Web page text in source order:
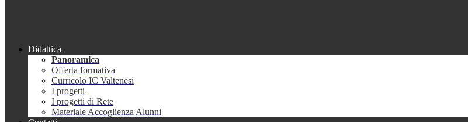
Didattica
Panoramica
Offerta formativa
Curricolo IC Valtenesi
I progetti
I progetti di Rete
Materiale Accoglienza Alunni